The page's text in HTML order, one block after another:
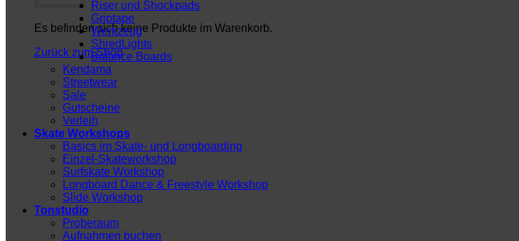
Es befinden sich keine Produkte im Warenkorb.
Zurück zum Shop
Riser und Shockpads
Griptape
Werkzeug
ShredLights
Balance Boards
Kendama
Streetwear
Sale
Gutscheine
Verleih
Skate Workshops
Basics im Skate- und Longboarding
Einzel-Skateworkshop
Surfskate Workshop
Longboard Dance & Freestyle Workshop
Slide Workshop
Tonstudio
Proberaum
Aufnahmen buchen